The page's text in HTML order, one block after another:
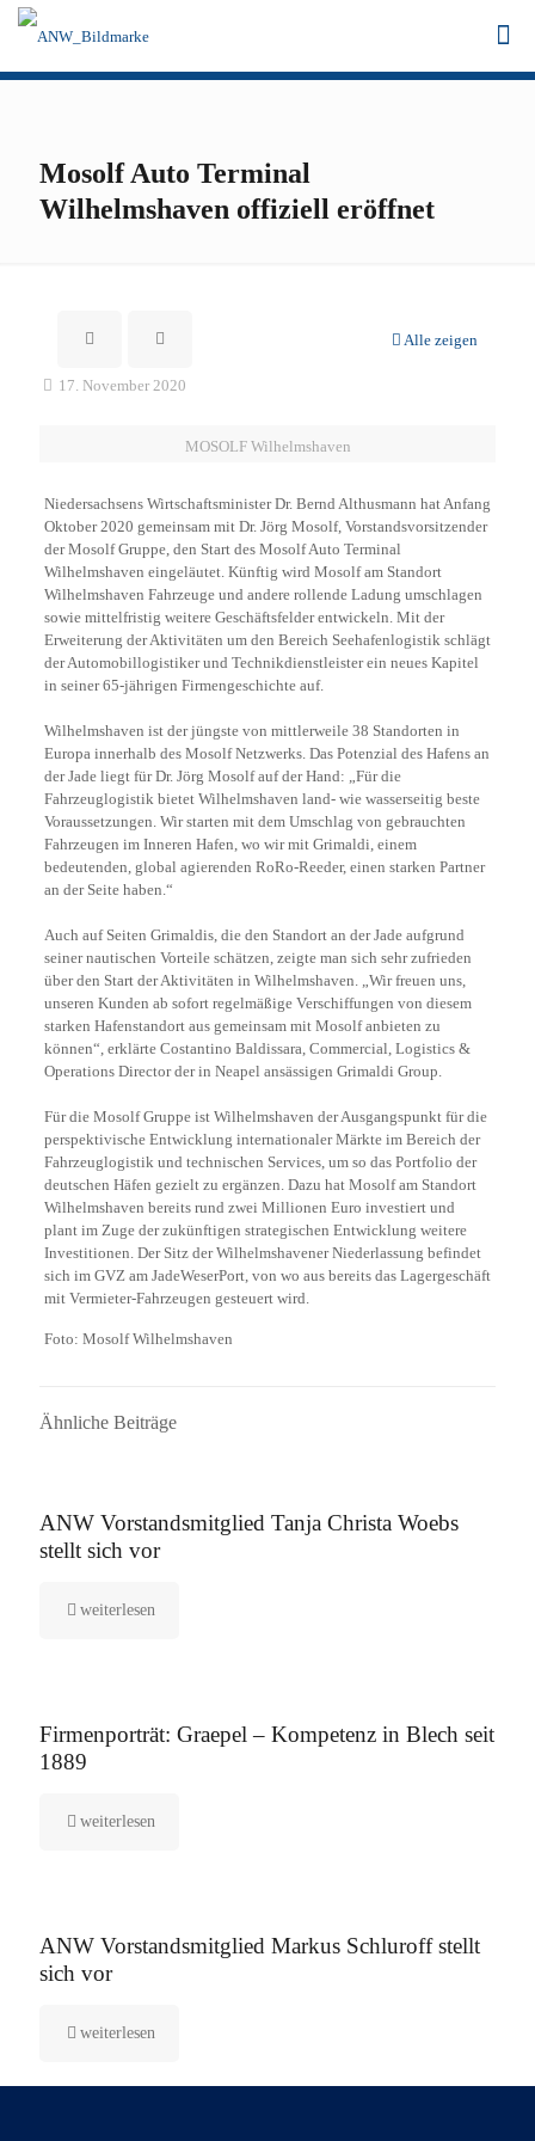
Mosolf Auto Terminal
Wilhelmshaven offiziell eröffnet
Alle zeigen
17. November 2020
MOSOLF Wilhelmshaven
Niedersachsens Wirtschaftsminister Dr. Bernd Althusmann hat Anfang
Oktober 2020 gemeinsam mit Dr. Jörg Mosolf, Vorstandsvorsitzender
der Mosolf Gruppe, den Start des Mosolf Auto Terminal
Wilhelmshaven eingeläutet. Künftig wird Mosolf am Standort
Wilhelmshaven Fahrzeuge und andere rollende Ladung umschlagen
sowie mittelfristig weitere Geschäftsfelder entwickeln. Mit der
Erweiterung der Aktivitäten um den Bereich Seehafenlogistik schlägt
der Automobillogistiker und Technikdienstleister ein neues Kapitel
in seiner 65-jährigen Firmengeschichte auf.
Wilhelmshaven ist der jüngste von mittlerweile 38 Standorten in
Europa innerhalb des Mosolf Netzwerks. Das Potenzial des Hafens an
der Jade liegt für Dr. Jörg Mosolf auf der Hand: „Für die
Fahrzeuglogistik bietet Wilhelmshaven land- wie wasserseitig beste
Voraussetzungen. Wir starten mit dem Umschlag von gebrauchten
Fahrzeugen im Inneren Hafen, wo wir mit Grimaldi, einem
bedeutenden, global agierenden RoRo-Reeder, einen starken Partner
an der Seite haben.“
Auch auf Seiten Grimaldis, die den Standort an der Jade aufgrund
seiner nautischen Vorteile schätzen, zeigte man sich sehr zufrieden
über den Start der Aktivitäten in Wilhelmshaven. „Wir freuen uns,
unseren Kunden ab sofort regelmäßige Verschiffungen von diesem
starken Hafenstandort aus gemeinsam mit Mosolf anbieten zu
können“, erklärte Costantino Baldissara, Commercial, Logistics &
Operations Director der in Neapel ansässigen Grimaldi Group.
Für die Mosolf Gruppe ist Wilhelmshaven der Ausgangspunkt für die
perspektivische Entwicklung internationaler Märkte im Bereich der
Fahrzeuglogistik und technischen Services, um so das Portfolio der
deutschen Häfen gezielt zu ergänzen. Dazu hat Mosolf am Standort
Wilhelmshaven bereits rund zwei Millionen Euro investiert und
plant im Zuge der zukünftigen strategischen Entwicklung weitere
Investitionen. Der Sitz der Wilhelmshavener Niederlassung befindet
sich im GVZ am JadeWeserPort, von wo aus bereits das Lagergeschäft
mit Vermieter-Fahrzeugen gesteuert wird.
Foto: Mosolf Wilhelmshaven
Ähnliche Beiträge
ANW Vorstandsmitglied Tanja Christa Woebs
stellt sich vor
weiterlesen
Firmenporträt: Graepel – Kompetenz in Blech seit
1889
weiterlesen
ANW Vorstandsmitglied Markus Schluroff stellt
sich vor
weiterlesen